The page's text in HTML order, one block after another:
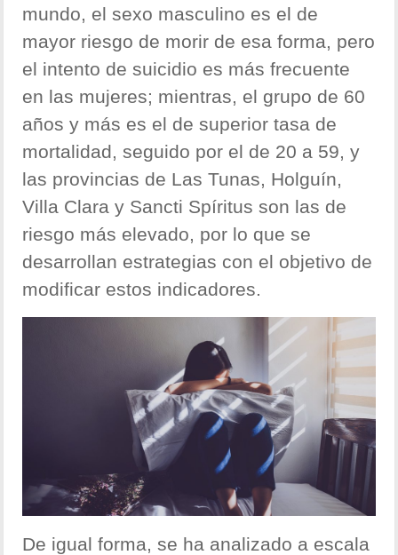
mundo, el sexo masculino es el de
mayor riesgo de morir de esa forma, pero
el intento de suicidio es más frecuente
en las mujeres; mientras, el grupo de 60
años y más es el de superior tasa de
mortalidad, seguido por el de 20 a 59, y
las provincias de Las Tunas, Holguín,
Villa Clara y Sancti Spíritus son las de
riesgo más elevado, por lo que se
desarrollan estrategias con el objetivo de
modificar estos indicadores.
De igual forma, se ha analizado a escala